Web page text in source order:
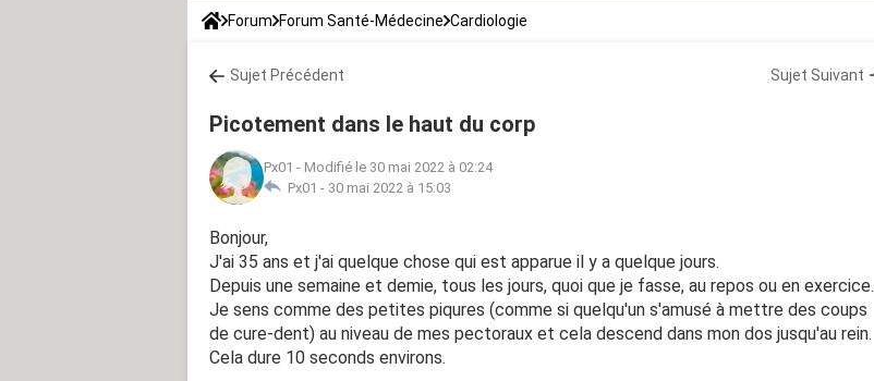
Forum Forum Santé-Médecine Cardiologie
Sujet Précédent Sujet Suivant
Picotement dans le haut du corp
Px01 - Modifié le 30 mai 2022 à 02:24
Px01 - 30 mai 2022 à 15:03
Bonjour,
J'ai 35 ans et j'ai quelque chose qui est apparue il y a quelque jours.
Depuis une semaine et demie, tous les jours, quoi que je fasse, au repos ou en exercice.
Je sens comme des petites piqures (comme si quelqu'un s'amusé à mettre des coups
de cure-dent) au niveau de mes pectoraux et cela descend dans mon dos jusqu'au rein.
Cela dure 10 seconds environs.